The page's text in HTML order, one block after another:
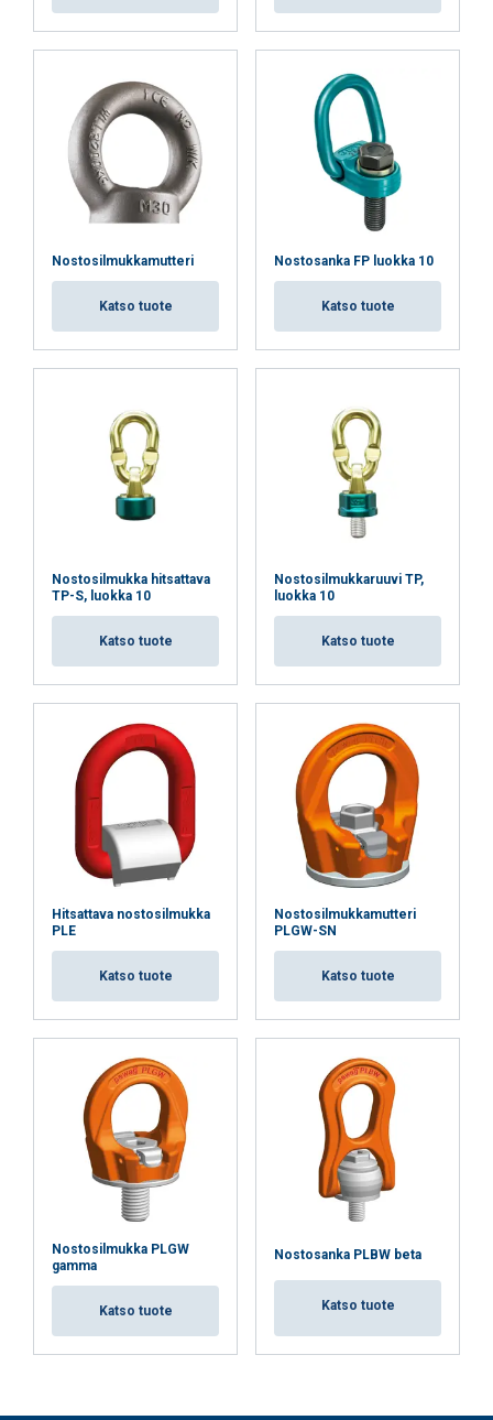
Nostosilmukkamutteri
Katso tuote
Nostosanka FP luokka 10
Katso tuote
Nostosilmukka hitsattava
TP-S, luokka 10
Katso tuote
Nostosilmukkaruuvi TP,
luokka 10
Katso tuote
Hitsattava nostosilmukka
PLE
Katso tuote
Nostosilmukkamutteri
PLGW-SN
Katso tuote
Nostosilmukka PLGW
gamma
Katso tuote
Nostosanka PLBW beta
Katso tuote
Kohdentavat Toiminnalliset
Luokittelemattomat
HYVÄKSY KAIKKI
HYLKÄÄ KAIKKI
NÄYTÄ TIEDOT